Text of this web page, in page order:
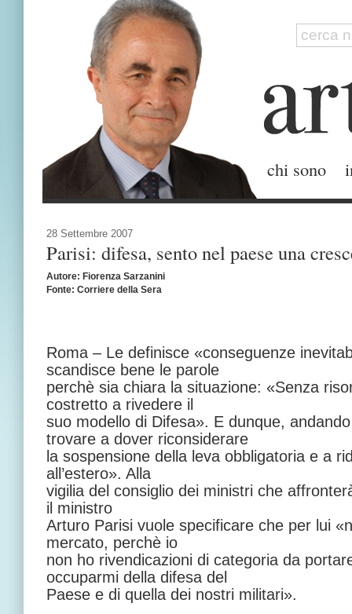
chi sono
28 Settembre 2007
Parisi: difesa, sento nel paese una
Autore: Fiorenza Sarzanini
Fonte: Corriere della Sera
Roma – Le definisce «conseguenze
scandisce bene le parole
perchè sia chiara la situazione: «Senza
costretto a rivedere il
suo modello di Difesa». E dunque,
trovare a dover riconsiderare
la sospensione della leva obbligatoria e a
all’estero». Alla
vigilia del consiglio dei ministri che
il ministro
Arturo Parisi vuole specificare che per lui
mercato, perchè io
non ho rivendicazioni di categoria da
occuparmi della difesa del
Paese e di quella dei nostri militari».